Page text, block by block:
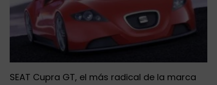
SEAT Cupra GT, el más radical de la marca